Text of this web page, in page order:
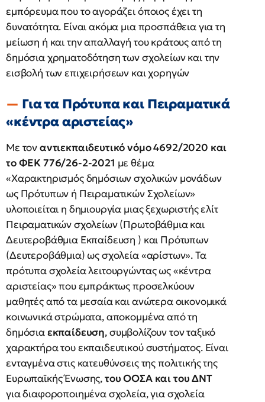
εμπόρευμα που το αγοράζει όποιος έχει τη
δυνατότητα. Είναι ακόμα μια προσπάθεια για τη
μείωση ή και την απαλλαγή του κράτους από τη
δημόσια χρηματοδότηση των σχολείων και την
εισβολή των επιχειρήσεων και χορηγών
Για τα Πρότυπα και Πειραματικά
«κέντρα αριστείας»
Με τοναντιεκπαιδευτικό νόμο 4692/2020 και
το ΦΕΚ 776/26-2-2021 με θέμα
«Χαρακτηρισμός δημόσιων σχολικών μονάδων
ως Πρότυπων ή Πειραματικών Σχολείων»
υλοποιείται η δημιουργία μιας ξεχωριστής ελίτ
Πειραματικών σχολείων (Πρωτοβάθμια και
Δευτεροβάθμια Εκπαίδευση ) και Πρότυπων
(Δευτεροβάθμια) ως σχολεία «αρίστων». Τα
πρότυπα σχολεία λειτουργώντας ως «κέντρα
αριστείας» που εμπράκτως προσελκύουν
μαθητές από τα μεσαία και ανώτερα οικονομικά
κοινωνικά στρώματα, αποκομμένα από τη
δημόσιαεκπαίδευση, συμβολίζουν τον ταξικό
χαρακτήρα του εκπαιδευτικού συστήματος. Είναι
ενταγμένα στις κατευθύνσεις της πολιτικής της
Ευρωπαϊκής Ένωσης,του ΟΟΣΑ και του ΔΝΤ
για διαφοροποιημένα σχολεία, για σχολεία